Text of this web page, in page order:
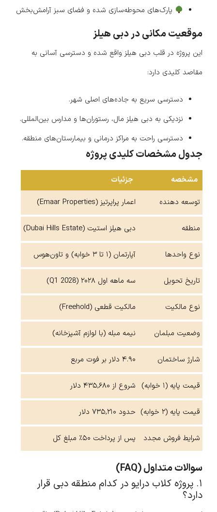
پارک‌های محوطه‌سازی شده و فضای سبز آرامش‌بخش
موقعیت مکانی در دبی هیلز
این پروژه در قلب دبی هیلز واقع شده و دسترسی آسانی به
مقاصد کلیدی دارد:
دسترسی سریع به جاده‌های اصلی شهر.
نزدیکی به دبی هیلز مال، رستوران‌ها و مدارس بین‌المللی.
دسترسی راحت به مراکز درمانی و بیمارستان‌های منطقه.
جدول مشخصات کلیدی پروژه
مشخصه
جزئیات
توسعه دهنده
اعمار پراپرتیز (Emaar Properties)
منطقه دبی هیلز استیت (Dubai Hills Estate)
نوع واحدها آپارتمان (۱ تا ۳ خوابه) و تاون‌هوس
تاریخ تحویل سه ماهه اول ۲۰۲۸ (Q1 2028)
نوع مالکیت مالکیت قطعی (Freehold)
وضعیت مبلمان نیمه مبله (با لوازم آشپزخانه)
شارژ ساختمان ۴.۹۰ دلار بر فوت مربع
قیمت پایه (۱ خوابه) شروع از ۴۳۵,۶۸۰ دلار
قیمت پایه (۲ خوابه) حدود ۷۳۵,۲۱۰ دلار
شرایط فروش مجدد پس از پرداخت ۵۰٪ مبلغ کل
سوالات متداول (FAQ)
۱. پروژه کلاب درایو در کدام منطقه دبی قرار
دارد؟